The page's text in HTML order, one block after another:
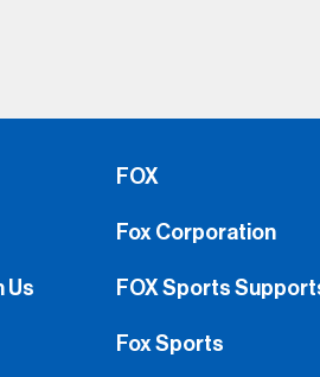
Fox Corporation
FOX Sports Supports
Fox Sports